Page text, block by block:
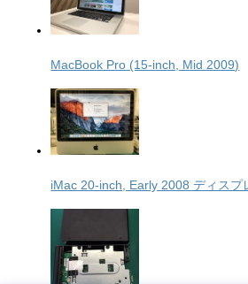
MacBook Pro (15-inch, Mid 2009)
iMac 20-inch, Early 2008 ディスプ